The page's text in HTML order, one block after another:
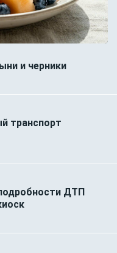
и черники
транспорт
ДТП